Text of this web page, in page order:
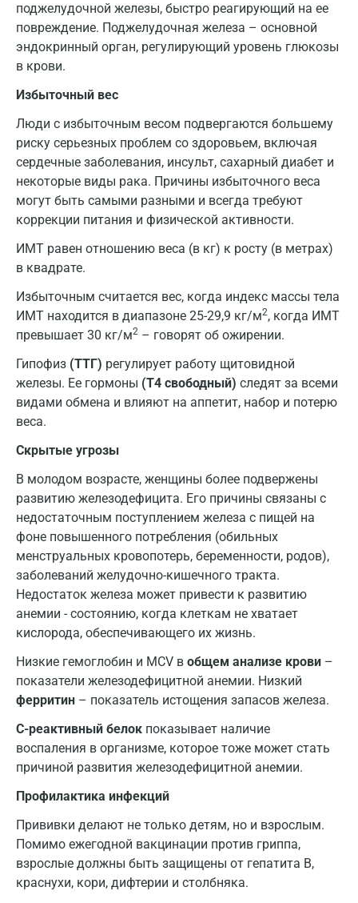
поджелудочной железы, быстро реагирующий на ее
повреждение. Поджелудочная железа – основной
эндокринный орган, регулирующий уровень глюкозы
в крови.
Избыточный вес
Люди с избыточным весом подвергаются большему
риску серьезных проблем со здоровьем, включая
сердечные заболевания, инсульт, сахарный диабет и
некоторые виды рака. Причины избыточного веса
могут быть самыми разными и всегда требуют
коррекции питания и физической активности.
ИМТ равен отношению веса (в кг) к росту (в метрах)
в квадрате.
Избыточным считается вес, когда индекс массы тела
ИМТ находится в диапазоне 25-29,9 кг/м2, когда ИМТ
превышает 30 кг/м2 – говорят об ожирении.
Гипофиз (ТТГ) регулирует работу щитовидной
железы. Ее гормоны (T4 свободный) следят за всеми
видами обмена и влияют на аппетит, набор и потерю
веса.
Скрытые угрозы
В молодом возрасте, женщины более подвержены
развитию железодефицита. Его причины связаны с
недостаточным поступлением железа с пищей на
фоне повышенного потребления (обильных
менструальных кровопотерь, беременности, родов),
заболеваний желудочно-кишечного тракта.
Недостаток железа может привести к развитию
анемии - состоянию, когда клеткам не хватает
кислорода, обеспечивающего их жизнь.
Низкие гемоглобин и МСV в общем анализе крови –
показатели железодефицитной анемии. Низкий
ферритин – показатель истощения запасов железа.
С-реактивный белок показывает наличие
воспаления в организме, которое тоже может стать
причиной развития железодефицитной анемии.
Профилактика инфекций
Прививки делают не только детям, но и взрослым.
Помимо ежегодной вакцинации против гриппа,
взрослые должны быть защищены от гепатита В,
краснухи, кори, дифтерии и столбняка.
Курск
Лабинск
Липецк
Люберцы
Майкоп
Мурино
Мурманск
Мытищи
Набережные Челны
Наро-Фоминск
Нижневартовск
Нижнекамск
Новороссийск
Новосибирск
Ногинск
Обнинск
Одинцово
Орел
Оренбург
Орехово-Зуево
Павловский посад
Пенза
Пермь
Петрозаводск
Подольск
Псков